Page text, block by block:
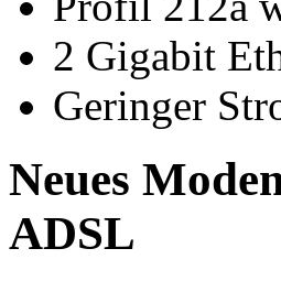
2 Gigabit
Geringer
Neues
ADSL